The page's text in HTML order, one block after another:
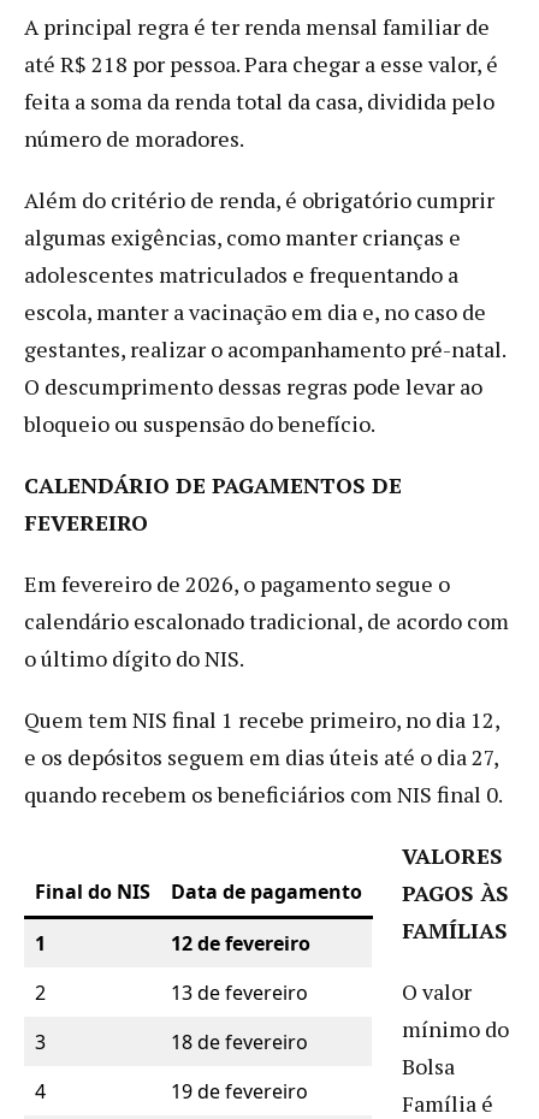
A principal regra é ter renda mensal familiar de
até R$ 218 por pessoa. Para chegar a esse valor, é
feita a soma da renda total da casa, dividida pelo
número de moradores.
Além do critério de renda, é obrigatório cumprir
algumas exigências, como manter crianças e
adolescentes matriculados e frequentando a
escola, manter a vacinação em dia e, no caso de
gestantes, realizar o acompanhamento pré-natal.
O descumprimento dessas regras pode levar ao
bloqueio ou suspensão do benefício.
CALENDÁRIO DE PAGAMENTOS DE
FEVEREIRO
Em fevereiro de 2026, o pagamento segue o
calendário escalonado tradicional, de acordo com
o último dígito do NIS.
Quem tem NIS final 1 recebe primeiro, no dia 12,
e os depósitos seguem em dias úteis até o dia 27,
quando recebem os beneficiários com NIS final 0.
Final do NIS
Data de pagamento
1
12 de fevereiro
2
13 de fevereiro
3
18 de fevereiro
4
19 de fevereiro
VALORES
PAGOS ÀS
FAMÍLIAS
O valor
mínimo do
Bolsa
Família é